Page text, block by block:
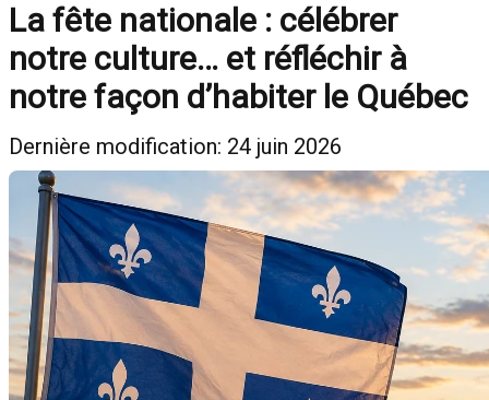
La fête nationale : célébrer
notre culture… et réfléchir à
notre façon d’habiter le Québec
Dernière modification: 24 juin 2026